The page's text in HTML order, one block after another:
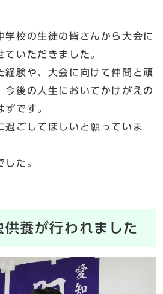
学校の生徒の皆さんから大会に
いただきました。
経験や、大会に向けて仲間と頑
今後の人生においてかけがえの
ずです。
過ごしてほしいと願っていま
た。
養が行われました